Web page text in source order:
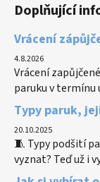
Doplňující
Vrácení
4.8.2026
Vrácení
paruku v termínu
Typy paruk,
20.10.2025
🧵 Typy podšití
vyznat? Teď už i